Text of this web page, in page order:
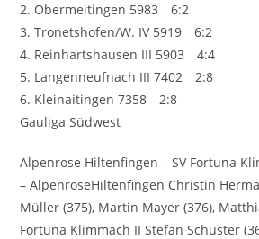
2. Obermeitingen 5983 6:2
3. Tronetshofen/W. IV 5919 6:2
4. Reinhartshausen III 5903 4:4
5. Langenneufnach III 7402 2:8
6. Kleinaitingen 7358 2:8
Gauliga Südwest
Alpenrose Hiltenfingen – SV Fortuna
– AlpenroseHiltenfingen Christin
Müller (375), Martin Mayer (376),
Fortuna Klimmach II Stefan Schuster